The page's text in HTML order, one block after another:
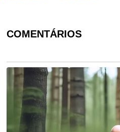
COMENTÁRIOS